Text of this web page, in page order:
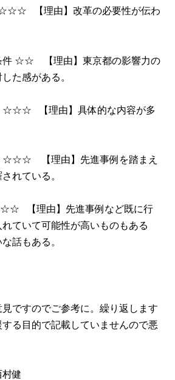
理由】︎改革の必要性が伝わ
件 ☆☆ 【理由】東京都の影響力の
た感がある。
【理由】具体的な内容が多
【理由】先進事例を踏まえ
れている。
理由】先進事例など既に行
ていて可能性が高いものもある
話もある。
見ですのでご参考に。繰り返します
る目的で記載していませんので悪
健